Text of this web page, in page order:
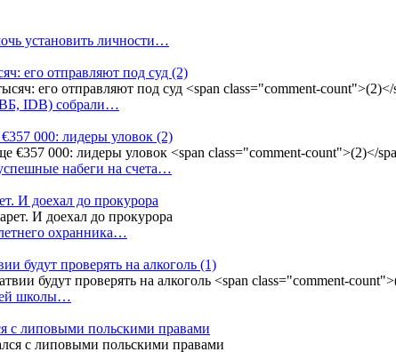
установить личности…
его отправляют под суд (2)
IDB) собрали…
000: лидеры уловок (2)
набеги на счета…
И доехал до прокурора
охранника…
будут проверять на алкоголь (1)
школы…
с липовыми польскими правами